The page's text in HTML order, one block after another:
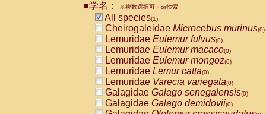
CebidaeCebus nigrivittatus
CebidaeCebus
CebidaeSaimiri boliviensis(0)
CebidaeSaimiri sciureus(0)
AtelidaeAlouatta caraya(0)
AtelidaeAlouatta fusca(0)
AtelidaeAlouatta seniculus
AtelidaeAlouattaspp.(0)
AtelidaeAteles belzebuth(0)
AtelidaeAteles geoffroyi(0)
■学名： ※複数選択可・or検索
All species(1)
Cheirogaleidae Microcebus murinus(0)
Lemuridae Eulemur fulvus(0)
Lemuridae Eulemur macaco(0)
Lemuridae Eulemur mongoz(0)
Lemuridae Lemur catta(0)
Lemuridae Varecia variegata(0)
Galagidae Galago senegalensis(0)
Galagidae Galago demidovii(0)